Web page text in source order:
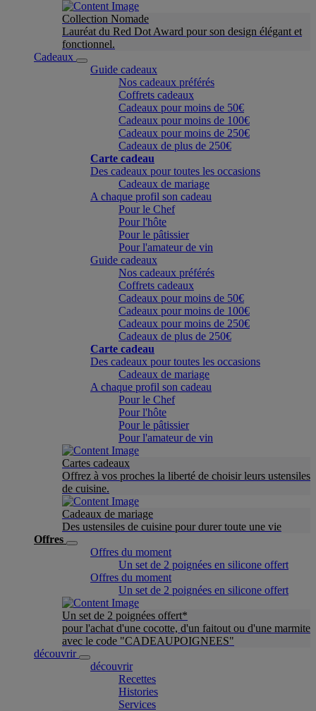
Collection Nomade
Lauréat du Red Dot Award pour son design élégant et
fonctionnel.
Cadeaux
Guide cadeaux
Nos cadeaux préférés
Coffrets cadeaux
Cadeaux pour moins de 50€
Cadeaux pour moins de 100€
Cadeaux pour moins de 250€
Cadeaux de plus de 250€
Carte cadeau
Des cadeaux pour toutes les occasions
Cadeaux de mariage
A chaque profil son cadeau
Pour le Chef
Pour l'hôte
Pour le pâtissier
Pour l'amateur de vin
Guide cadeaux
Nos cadeaux préférés
Coffrets cadeaux
Cadeaux pour moins de 50€
Cadeaux pour moins de 100€
Cadeaux pour moins de 250€
Cadeaux de plus de 250€
Carte cadeau
Des cadeaux pour toutes les occasions
Cadeaux de mariage
A chaque profil son cadeau
Pour le Chef
Pour l'hôte
Pour le pâtissier
Pour l'amateur de vin
Cartes cadeaux
Offrez à vos proches la liberté de choisir leurs ustensiles
de cuisine.
Cadeaux de mariage
Des ustensiles de cuisine pour durer toute une vie
Offres
Offres du moment
Un set de 2 poignées en silicone offert
Offres du moment
Un set de 2 poignées en silicone offert
Un set de 2 poignées offert*
pour l'achat d'une cocotte, d'un faitout ou d'une marmite
avec le code "CADEAUPOIGNEES"
découvrir
découvrir
Recettes
Histories
Services